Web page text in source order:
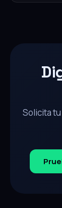
Solicita